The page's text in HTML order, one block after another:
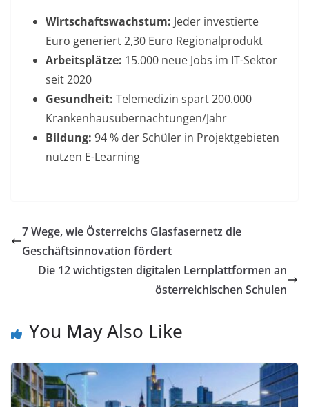
Wirtschaftswachstum: Jeder investierte
Euro generiert 2,30 Euro Regionalprodukt
Arbeitsplätze: 15.000 neue Jobs im IT-Sektor
seit 2020
Gesundheit: Telemedizin spart 200.000
Krankenhausübernachtungen/Jahr
Bildung: 94 % der Schüler in Projektgebieten
nutzen E-Learning
7 Wege, wie Österreichs Glasfasernetz die
Geschäftsinnovation fördert
Die 12 wichtigsten digitalen Lernplattformen an
österreichischen Schulen
You May Also Like